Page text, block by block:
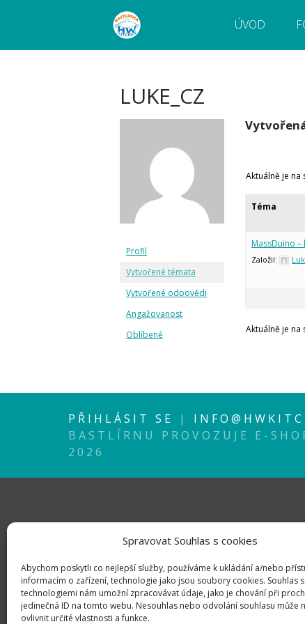
Spravovat Souhlas s cookies
Abychom poskytli co nejlepší služby, používáme k ukládání a/nebo
informacím o zařízení, technologie jako jsou soubory cookies. Souhlas
technologiemi nám umožní zpracovávat údaje, jako je chování při
jedinečná ID na tomto webu. Nesouhlas nebo odvolání souhlasu může
ovlivnit určité vlastnosti a funkce.
Bastlírna HWKITCHEN
Webový magazín o bastlení a tvoření.
ÚVOD
LUKE_CZ
Profil
Vytvořené témata
Vytvořené odpovědi
Angažovanost
Oblíbené
Aktuálně je na
Téma
MassDuino
Založil:
Aktuálně je na
PŘIHLÁSIT SE |
BASTLÍRNU PROVOZUJE E-
2026